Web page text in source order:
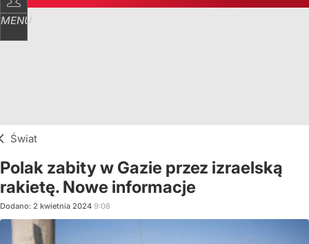
MENU
Świat
Polak zabity w Gazie przez izraelską
rakietę. Nowe informacje
Dodano: 2 kwietnia 2024 9:08